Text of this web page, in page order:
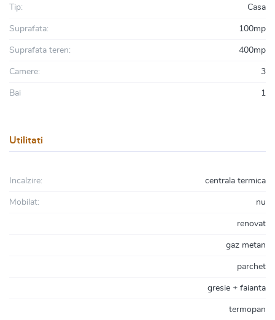
Tip: Casa
Suprafata: 100mp
Suprafata teren: 400mp
Camere: 3
Bai 1
Utilitati
Incalzire: centrala termica
Mobilat: nu
renovat
gaz metan
parchet
gresie + faianta
termopan